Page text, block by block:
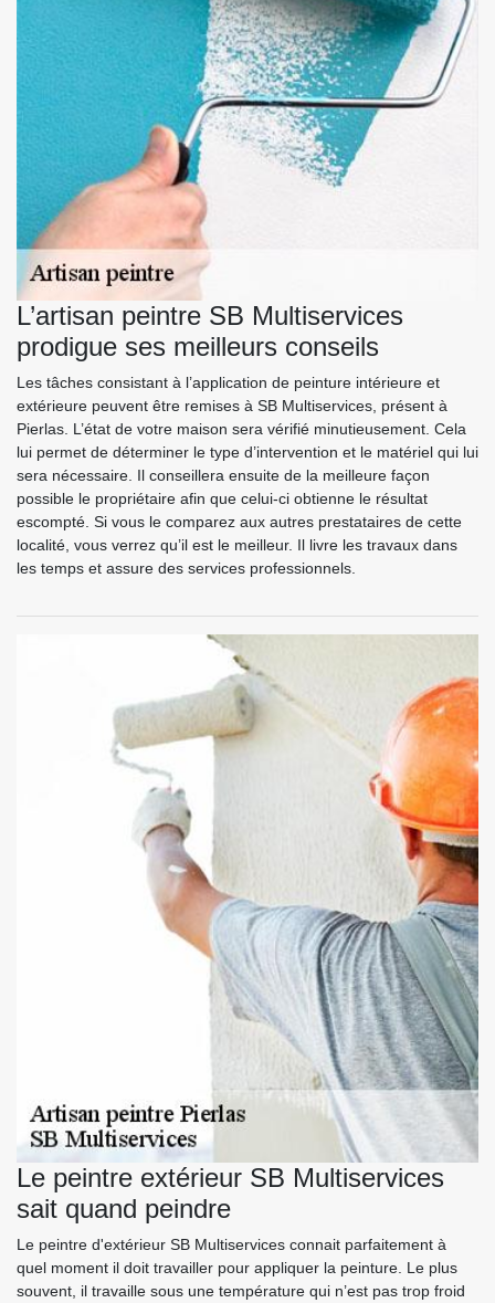
L’artisan peintre SB Multiservices
prodigue ses meilleurs conseils
Les tâches consistant à l’application de peinture intérieure et
extérieure peuvent être remises à SB Multiservices, présent à
Pierlas. L’état de votre maison sera vérifié minutieusement. Cela
lui permet de déterminer le type d’intervention et le matériel qui lui
sera nécessaire. Il conseillera ensuite de la meilleure façon
possible le propriétaire afin que celui-ci obtienne le résultat
escompté. Si vous le comparez aux autres prestataires de cette
localité, vous verrez qu’il est le meilleur. Il livre les travaux dans
les temps et assure des services professionnels.
Le peintre extérieur SB Multiservices
sait quand peindre
Le peintre d'extérieur SB Multiservices connait parfaitement à
quel moment il doit travailler pour appliquer la peinture. Le plus
souvent, il travaille sous une température qui n’est pas trop froid